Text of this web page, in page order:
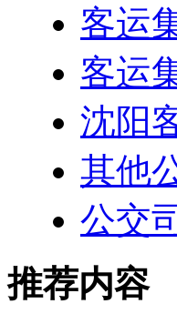
客运
客运
沈阳
其他
公交
推荐内容